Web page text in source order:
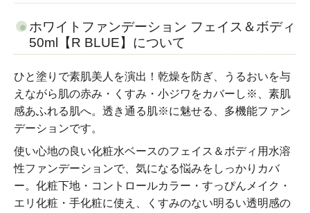
ホワイトファンデーション フェイス＆ボディ
50ml【R BLUE】について
ひと塗りで素肌美人を演出！乾燥を防ぎ、うるおいを与
えながら肌の赤み・くすみ・小ジワをカバーし※、素肌
感あふれる肌へ。透き通る肌※に魅せる、多機能ファン
デーションです。
使い心地の良い化粧水ベースのフェイス＆ボディ用水溶
性ファンデーションで、気になる悩みをしっかりカバ
ー。化粧下地・コントロールカラー・すっぴんメイク・
エリ化粧・手化粧に使え、くすみのない明るい透明感の